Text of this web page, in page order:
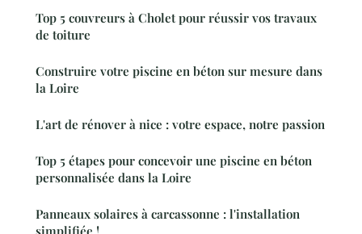
Top 5 couvreurs à Cholet pour réussir vos travaux
de toiture
Construire votre piscine en béton sur mesure dans
la Loire
L'art de rénover à nice : votre espace, notre passion
Top 5 étapes pour concevoir une piscine en béton
personnalisée dans la Loire
Panneaux solaires à carcassonne : l'installation
simplifiée !